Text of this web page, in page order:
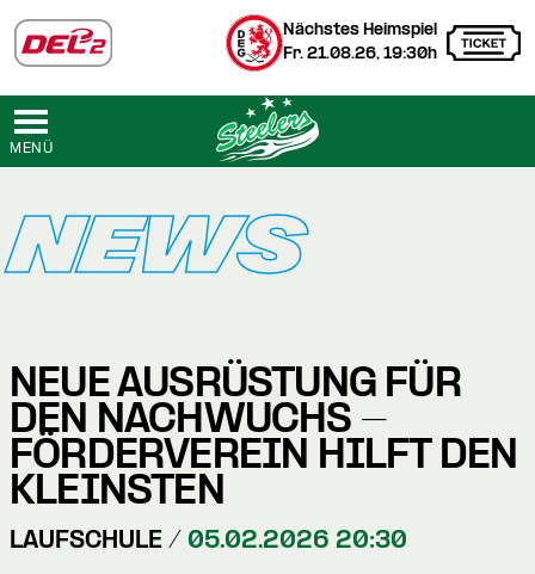
Nächstes Heimspiel
Fr. 21.08.26, 19:30h
MENÜ
NEWS
NEUE AUSRÜSTUNG FÜR
DEN NACHWUCHS -
FÖRDERVEREIN HILFT DEN
KLEINSTEN
LAUFSCHULE / 05.02.2026 20:30